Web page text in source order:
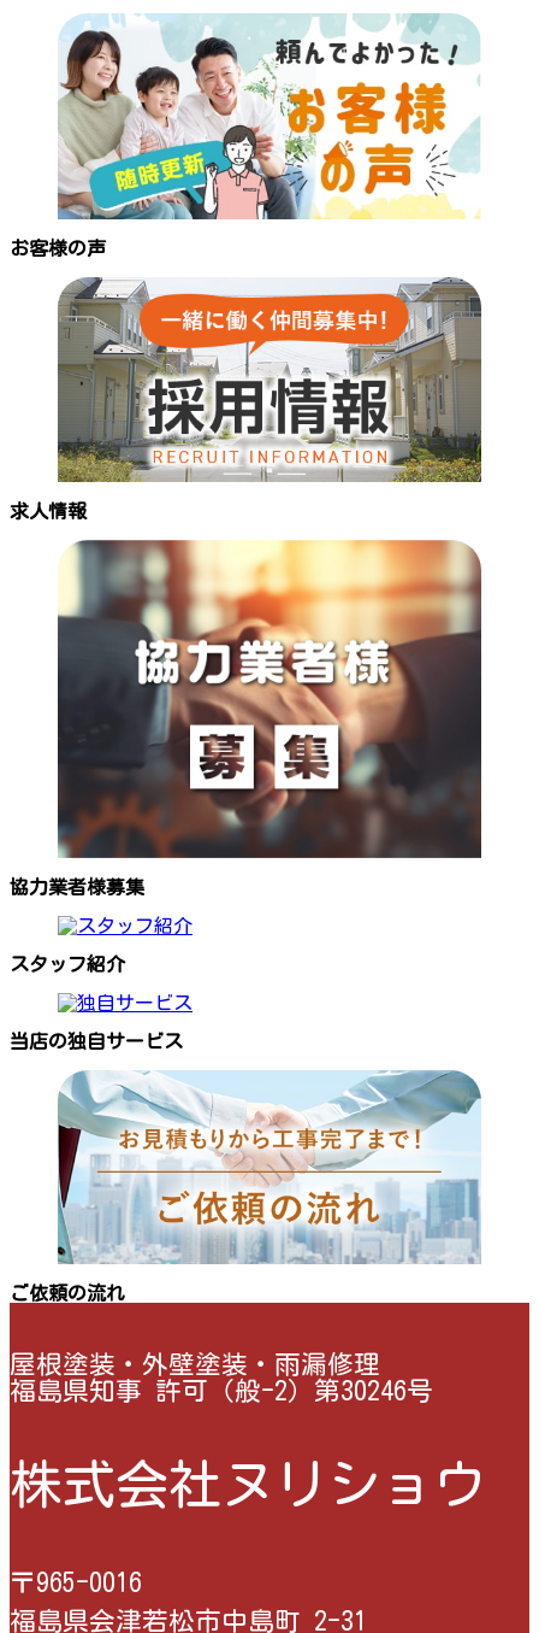
お客様の声
求人情報
協力業者様募集
スタッフ紹介
当店の独自サービス
ご依頼の流れ
屋根塗装・外壁塗装・雨漏修理
福島県知事 許可（般-2）第30246号
株式会社ヌリショウ
〒965-0016
福島県会津若松市中島町 2-31